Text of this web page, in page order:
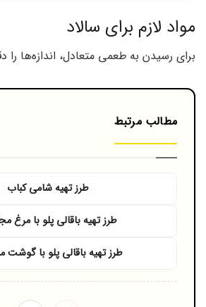
مواد لازم برای سالاد
برای رسیدن به طعمی متعادل، اندازه‌ها را
مطالب مرتبط
طرز تهیه شامی کباب
طرز تهیه باقالی پلو با مرغ
طرز تهیه باقالی پلو با